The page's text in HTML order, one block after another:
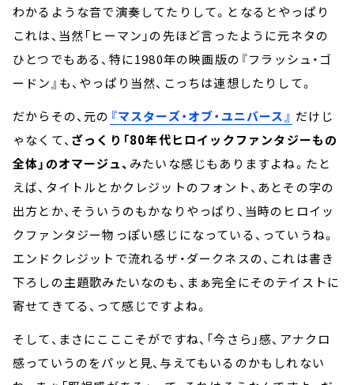
わかるような音で演奏してたりして。となるとやっぱり
これは、当然「ヒーマン」の先ほど言ったように元ネタの
ひとつでもある、特に1980年の映画版の『フラッシュ・ゴ
ードン』も、やっぱり当然、こっちは連想したりして。
だからその、元の 『マスターズ・オブ・ユニバース』 だけじ
ゃなくて、 ざっくり「80年代ヒロイックファンタジーもの
全体」のオマージュ、 みたいな感じもありますよね。たと
えば、タイトルとかクレジットのフォント、あとその字の
出方とか、そういうのもかなりやっぱり、当時のヒロイッ
クファンタジー物っぽい感じになっている、っていうね。
エンドクレジットで流れるザ・ダークネスの、これは書き
下ろしの主題歌みたいなのも、まぁ完全にそのテイストに
寄せてきてる、って感じですよね。
そして、まさにこここそがですね、「今さら」感、アナクロ
感っていうのをパッと見、与えてもいるのかもしれない